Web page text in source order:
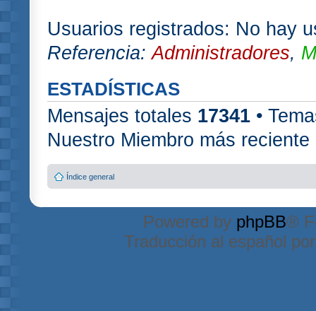
Usuarios registrados: No hay
Referencia:Administradores,
ESTADÍSTICAS
Mensajes totales 17341 •
Nuestro Miembro más
Índice general
Powered by phpBB®
Traducción al español